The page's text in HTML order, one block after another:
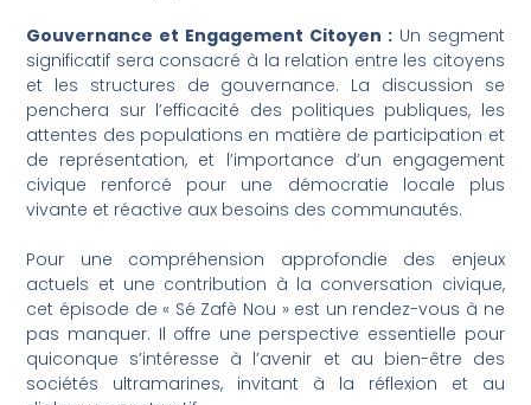
Gouvernance et Engagement Citoyen :Un segment
significatif sera consacré à la relation entre les citoyens
et les structures de gouvernance. La discussion se
penchera sur l’efficacité des politiques publiques, les
attentes des populations en matière de participation et
de représentation, et l’importance d’un engagement
civique renforcé pour une démocratie locale plus
vivante et réactive aux besoins des communautés.
Pour une compréhension approfondie des enjeux
actuels et une contribution à la conversation civique,
cet épisode de « Sé Zafè Nou » est un rendez-vous à ne
pas manquer. Il offre une perspective essentielle pour
quiconque s’intéresse à l’avenir et au bien-être des
sociétés ultramarines, invitant à la réflexion et au